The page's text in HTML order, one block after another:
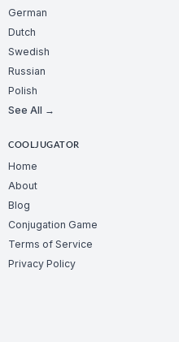
German
Dutch
Swedish
Russian
Polish
See All →
COOLJUGATOR
Home
About
Blog
Conjugation Game
Terms of Service
Privacy Policy